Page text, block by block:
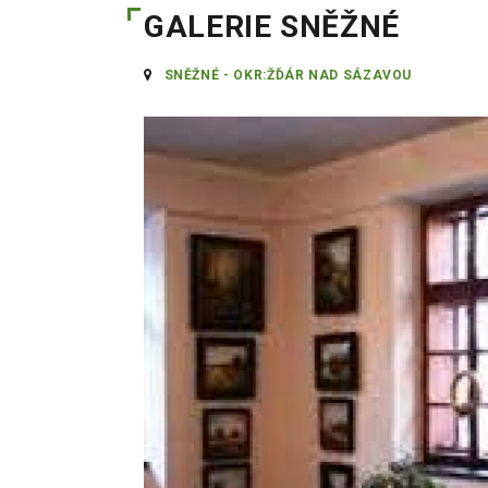
GALERIE SNĚŽNÉ
SNĚŽNÉ - OKR:ŽĎÁR NAD SÁZAVOU